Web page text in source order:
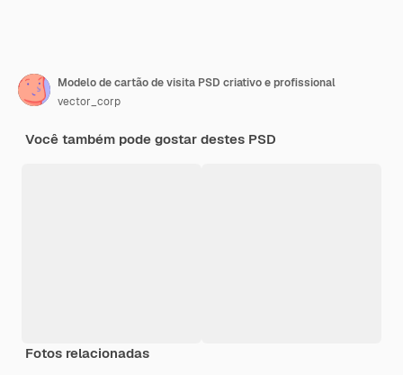
Modelo de cartão de visita PSD criativo e profissional
vector_corp
Você também pode gostar destes PSD
Fotos relacionadas